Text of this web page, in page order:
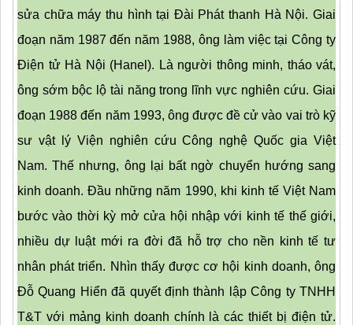
sửa chữa máy thu hình tại Đài Phát thanh Hà Nội. Giai
đoạn năm 1987 đến năm 1988, ông làm việc tại Công ty
Điện tử Hà Nội (Hanel). Là người thông minh, tháo vát,
ông sớm bộc lộ tài năng trong lĩnh vực nghiên cứu. Giai
đoạn 1988 đến năm 1993, ông được đề cử vào vai trò kỹ
sư vật lý Viện nghiên cứu Công nghệ Quốc gia Việt
Nam. Thế nhưng, ông lại bất ngờ chuyển hướng sang
kinh doanh. Đầu những năm 1990, khi kinh tế Việt Nam
bước vào thời kỳ mở cửa hội nhập với kinh tế thế giới,
nhiều dự luật mới ra đời đã hỗ trợ cho nền kinh tế tư
nhân phát triển. Nhìn thấy được cơ hội kinh doanh, ông
Đỗ Quang Hiển đã quyết định thành lập Công ty TNHH
T&T với mảng kinh doanh chính là các thiết bị điện tử.